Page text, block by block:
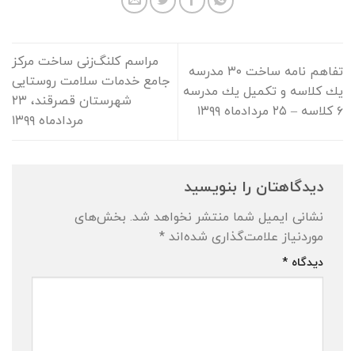
تفاهم نامه ساخت ٣٠ مدرسه
يك كلاسه و تكميل يك مدرسه
٦ كلاسه – ۲۵ مردادماه ۱۳۹۹
مراسم کلنگ‌زنی ساخت مرکز
جامع خدمات سلامت روستایی
شهرستان قصرقند، ۲۳
مردادماه ۱۳۹۹
دیدگاهتان را بنویسید
نشانی ایمیل شما منتشر نخواهد شد. بخش‌های
موردنیاز علامت‌گذاری شده‌اند *
دیدگاه *